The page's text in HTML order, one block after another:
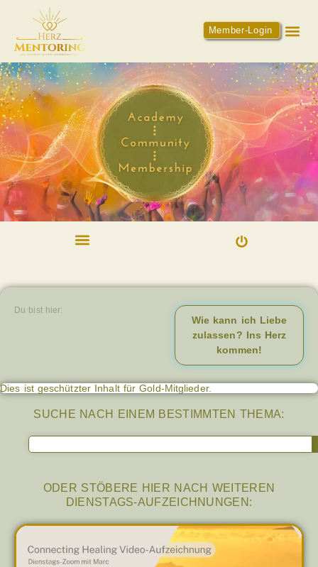
Member-Login
Du bist hier:
Wie kann ich Liebe
zulassen? Ins Herz
kommen!
Dies ist geschützter Inhalt für Gold-Mitglieder.
SUCHE NACH EINEM BESTIMMTEN THEMA:
ODER STÖBERE HIER NACH WEITEREN
DIENSTAGS-AUFZEICHNUNGEN: